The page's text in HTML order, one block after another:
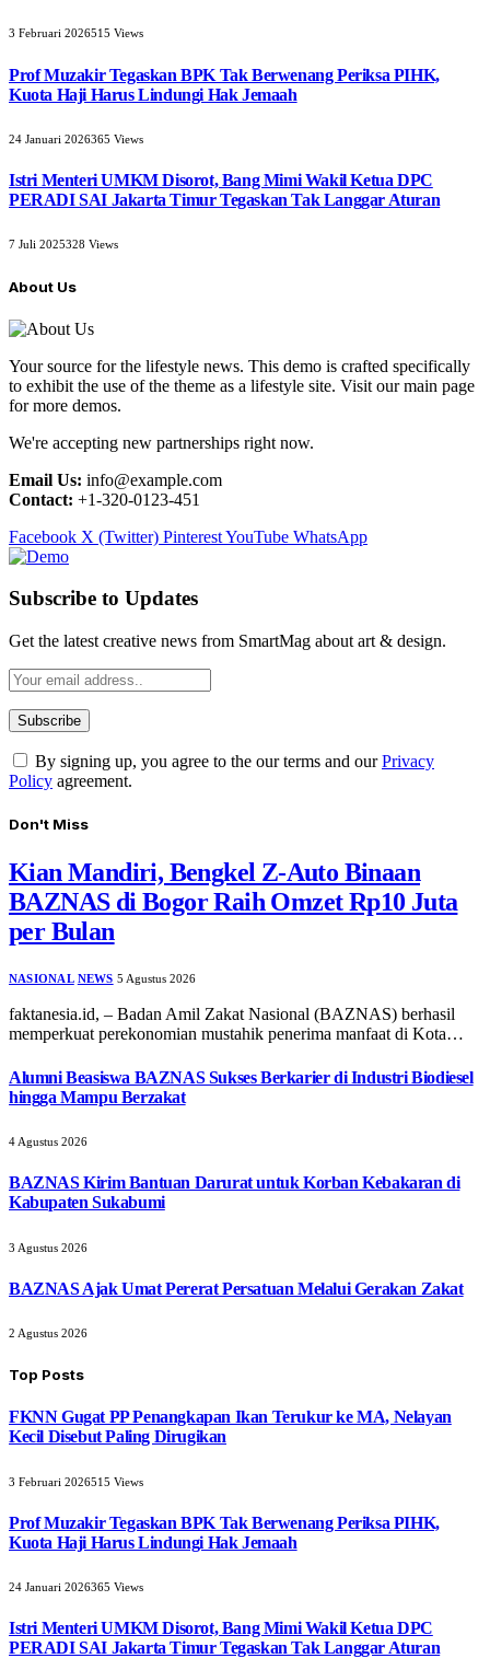
3 Februari 2026515 Views
Prof Muzakir Tegaskan BPK Tak Berwenang Periksa PIHK,
Kuota Haji Harus Lindungi Hak Jemaah
24 Januari 2026365 Views
Istri Menteri UMKM Disorot, Bang Mimi Wakil Ketua DPC
PERADI SAI Jakarta Timur Tegaskan Tak Langgar Aturan
7 Juli 2025328 Views
About Us
Your source for the lifestyle news. This demo is crafted specifically
to exhibit the use of the theme as a lifestyle site. Visit our main page
for more demos.
We're accepting new partnerships right now.
Email Us: info@example.com
Contact: +1-320-0123-451
Facebook X (Twitter) PinterestYouTube WhatsApp
Subscribe to Updates
Get the latest creative news from SmartMag about art & design.
By signing up, you agree to the our terms and ourPrivacy
Policy agreement.
Don't Miss
Kian Mandiri, Bengkel Z-Auto Binaan
BAZNAS di Bogor Raih Omzet Rp10 Juta
per Bulan
NASIONAL NEWS 5 Agustus 2026
faktanesia.id, – ​Badan Amil Zakat Nasional (BAZNAS) berhasil
memperkuat perekonomian mustahik penerima manfaat di Kota…
Alumni Beasiswa BAZNAS Sukses Berkarier di Industri Biodiesel
hingga Mampu Berzakat
4 Agustus 2026
BAZNAS Kirim Bantuan Darurat untuk Korban Kebakaran di
Kabupaten Sukabumi
3 Agustus 2026
BAZNAS Ajak Umat Pererat Persatuan Melalui Gerakan Zakat
2 Agustus 2026
Top Posts
FKNN Gugat PP Penangkapan Ikan Terukur ke MA, Nelayan
Kecil Disebut Paling Dirugikan
3 Februari 2026515 Views
Prof Muzakir Tegaskan BPK Tak Berwenang Periksa PIHK,
Kuota Haji Harus Lindungi Hak Jemaah
24 Januari 2026365 Views
Istri Menteri UMKM Disorot, Bang Mimi Wakil Ketua DPC
PERADI SAI Jakarta Timur Tegaskan Tak Langgar Aturan